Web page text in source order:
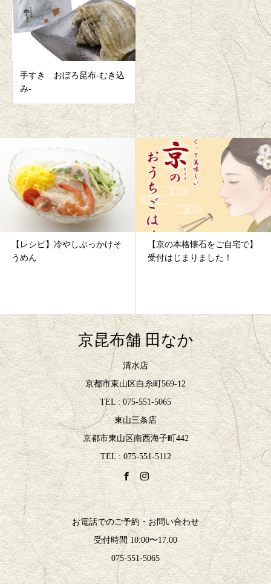
手すき おぼろ昆布-むき込
み-
【京の本格懐石をご自宅で】
受付はじまりました！
【和風の万能だしレシピでい
つもの料理が変わりま...
京昆布舗 田なか
清水店
京都市東山区白糸町569-12
TEL : 075-551-5065
東山三条店
京都市東山区南西海子町442
TEL : 075-551-5112
お電話でのご予約・お問い合わせ
受付時間 10:00〜17:00
075-551-5065